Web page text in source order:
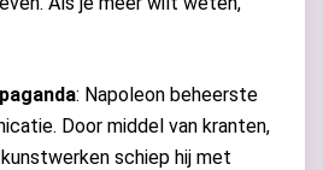
: Napoleon beheerste
Door middel van kranten,
schiep hij met